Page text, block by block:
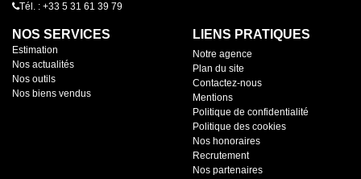
Tél. : +33 5 31 61 39 79
NOS SERVICES
Estimation
Nos actualités
Nos outils
Nos biens vendus
LIENS PRATIQUES
Notre agence
Plan du site
Contactez-nous
Mentions
Politique de confidentialité
Politique des cookies
Nos honoraires
Recrutement
Nos partenaires